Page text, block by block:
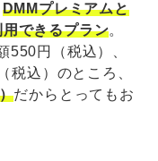
DMMプレミアムと
できるプラン。
550円（税込）、
税込）のところ、
だからとってもお